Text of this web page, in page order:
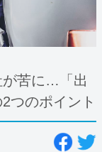
が苦に…「出
つのポイント